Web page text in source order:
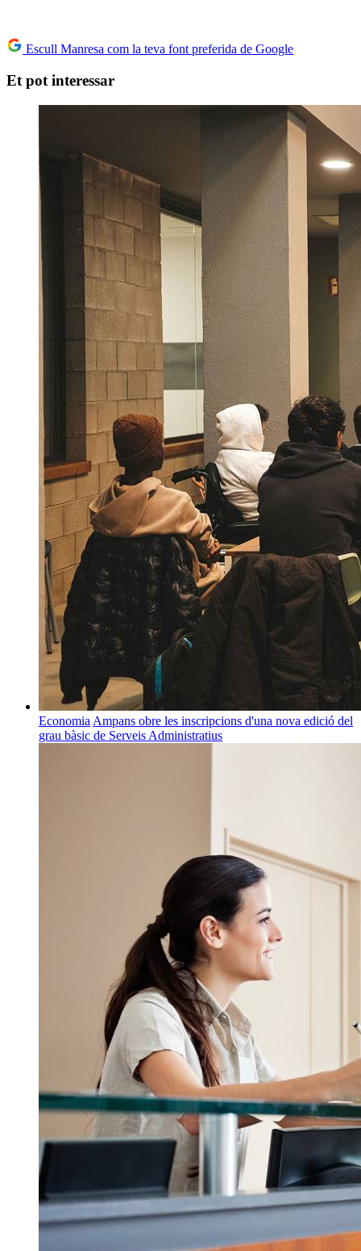
Escull Manresa com la teva font preferida de Google
Et pot interessar
Economia Ampans obre les inscripcions d'una nova edició del
grau bàsic de Serveis Administratius